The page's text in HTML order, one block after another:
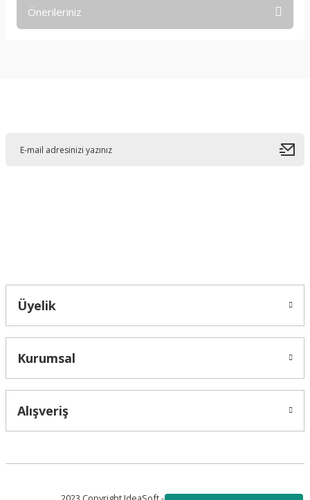
Önerileriniz
Üyelik
Kurumsal
Alışveriş